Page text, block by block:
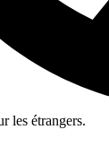
les étrangers.